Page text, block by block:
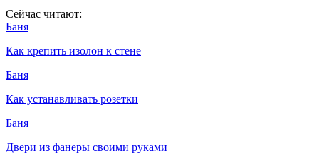
Сейчас читают:
Баня
Как крепить изолон к стене
Баня
Как устанавливать розетки
Баня
Двери из фанеры своими руками